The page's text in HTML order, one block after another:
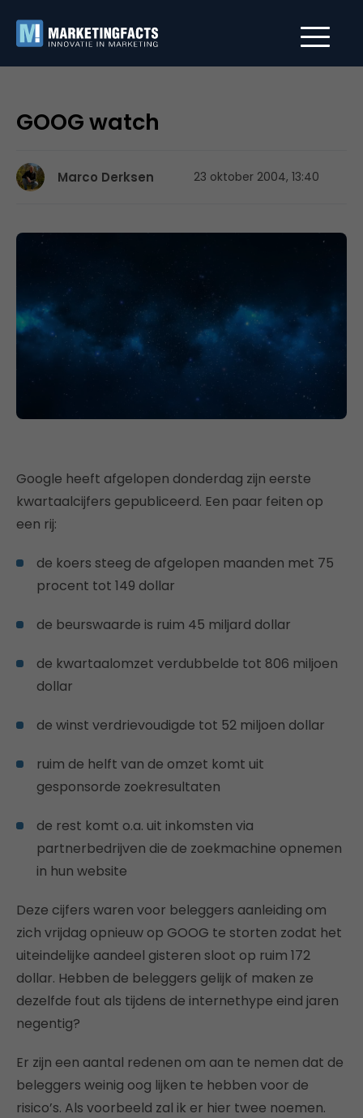
GOOG watch
Marco Derksen 23 oktober 2004, 13:40
Google heeft afgelopen donderdag zijn eerste
kwartaalcijfers gepubliceerd. Een paar feiten op
een rij:
de koers steeg de afgelopen maanden met 75
procent tot 149 dollar
de beurswaarde is ruim 45 miljard dollar
de kwartaalomzet verdubbelde tot 806 miljoen
dollar
de winst verdrievoudigde tot 52 miljoen dollar
ruim de helft van de omzet komt uit
gesponsorde zoekresultaten
de rest komt o.a. uit inkomsten via
partnerbedrijven die de zoekmachine opnemen
in hun website
Deze cijfers waren voor beleggers aanleiding om
zich vrijdag opnieuw op GOOG te storten zodat het
uiteindelijke aandeel gisteren sloot op ruim 172
dollar. Hebben de beleggers gelijk of maken ze
dezelfde fout als tijdens de internethype eind jaren
negentig?
Er zijn een aantal redenen om aan te nemen dat de
beleggers weinig oog lijken te hebben voor de
risico’s. Als voorbeeld zal ik er hier twee noemen.